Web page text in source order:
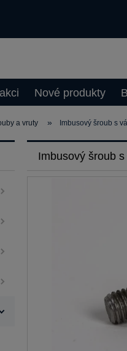
Nové produkty
a vruty » Imbusový šroub s
Imbusový šroub